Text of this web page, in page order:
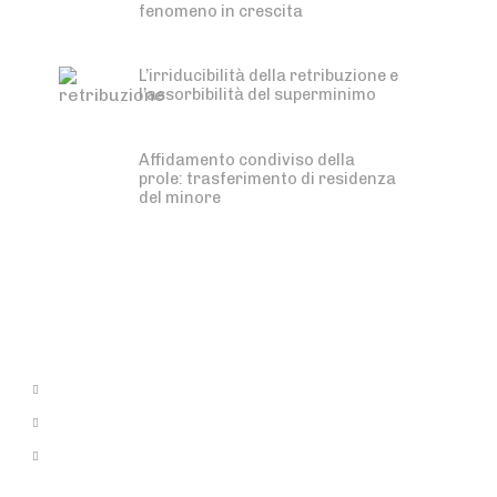
fenomeno in crescita
L’irriducibilità della retribuzione e
l’assorbibilità del superminimo
Affidamento condiviso della
prole: trasferimento di residenza
del minore